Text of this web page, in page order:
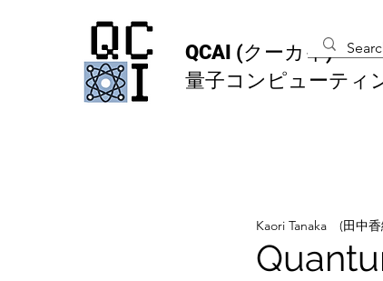
QCAI (クーカイ)
量子コンピューティ
Kaori Tanaka (田中香